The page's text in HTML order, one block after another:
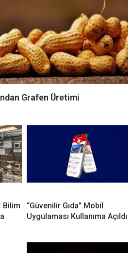
Grafen Üretimi
Bilim
“Güvenilir Gıda” Mobil
Uygulaması Kullanıma Açıldı